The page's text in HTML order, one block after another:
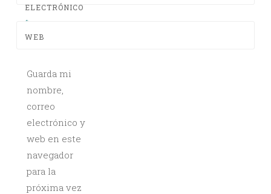
ELECTRÓNICO
*
WEB
Guarda mi
nombre,
correo
electrónico y
web en este
navegador
para la
próxima vez